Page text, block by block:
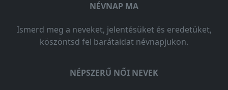
NÉVNAP MA
Ismerd meg a neveket, jelentésüket és eredetüket,
köszöntsd fel barátaidat névnapjukon.
NÉPSZERŰ NŐI NEVEK